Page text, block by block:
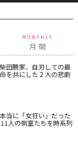
MONTHLY
月 間
田勝家、自刃しての最
を共にした２人の悲劇
当に「女狂い」だった
人の側室たちを時系列